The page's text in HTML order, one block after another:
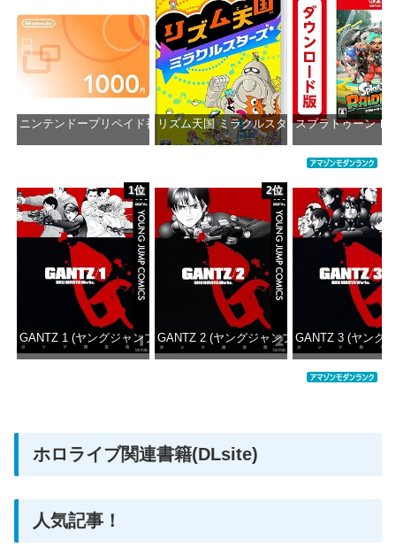
ニンテンドープリペイド番号 1000円|オンラインコード版
リズム天国 ミラクルスターズ -Switch
スプラトゥーン レ
1位
GANTZ 1 (ヤングジャンプコミックスDIGITAL)
2位
GANTZ 2 (ヤングジャンプコミックス
GANTZ 3 (ヤング
ホロライブ関連書籍(DLsite)
人気記事！